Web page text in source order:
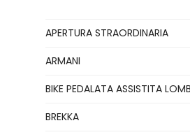
APERTURA STRAORDINARIA
ARMANI
BIKE PEDALATA ASSISTITA
BREKKA